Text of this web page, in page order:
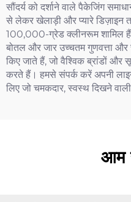
सौंदर्य को दर्शाने वाले पैकेजिंग
से लेकर खेलाड़ी और प्यारे डिज़ाइन
100,000-ग्रेड क्लीनरूम शामिल
बोतल और जार उच्चतम गुणवत्ता और
किए जाते हैं, जो वैश्विक ब्रांडों और
करते हैं। हमसे संपर्क करें अपनी
लिए जो चमकदार, स्वस्थ दिखने
आम